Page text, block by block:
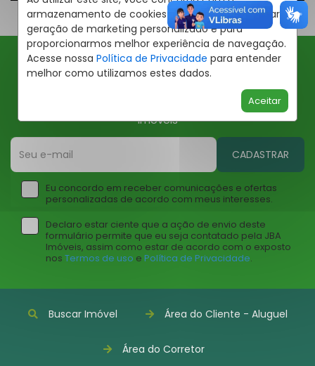
armazenamento de cookies em seu dispositivo para
geração de marketing personalizado e para
proporcionarmos melhor experiência de navegação.
Acesse nossa Política de Privacidade para entender
melhor como utilizamos estes dados.
Aceitar
Ofertas JBA
Insira seu email abaixo para receber ofertas da JBA
Imóveis
CADASTRAR
Eu concordo em receber comunicações e ofertas
personalizadas de acordo com meus interesses.
Declaro estar ciente que a ação de envio deste
formulário permite que eu seja contatado pela JBA
Imóveis, assim como estar de acordo com o exposto
nos Termos de uso e Política de Privacidade.
Buscar Imóvel Área do Cliente - Aluguel
Área do Corretor